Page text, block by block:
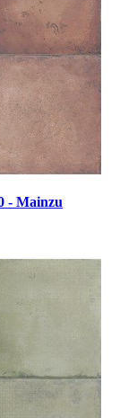
- Mainzu